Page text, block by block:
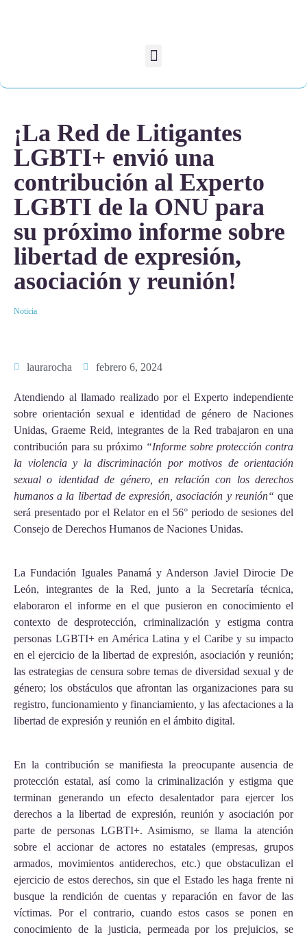
¡La Red de Litigantes
LGBTI+ envió una
contribución al Experto
LGBTI de la ONU para
su próximo informe sobre
libertad de expresión,
asociación y reunión!
Noticia
laurarocha febrero 6, 2024
Atendiendo al llamado realizado por el Experto independiente
sobre orientación sexual e identidad de género de Naciones
Unidas, Graeme Reid, integrantes de la Red trabajaron en una
contribución para su próximo “Informe sobre protección contra
la violencia y la discriminación por motivos de orientación
sexual o identidad de género, en relación con los derechos
humanos a la libertad de expresión, asociación y reunión“ que
será presentado por el Relator en el 56° periodo de sesiones del
Consejo de Derechos Humanos de Naciones Unidas.
La Fundación Iguales Panamá y Anderson Javiel Dirocie De
León, integrantes de la Red, junto a la Secretaría técnica,
elaboraron el informe en el que pusieron en conocimiento el
contexto de desprotección, criminalización y estigma contra
personas LGBTI+ en América Latina y el Caribe y su impacto
en el ejercicio de la libertad de expresión, asociación y reunión;
las estrategias de censura sobre temas de diversidad sexual y de
género; los obstáculos que afrontan las organizaciones para su
registro, funcionamiento y financiamiento, y las afectaciones a la
libertad de expresión y reunión en el ámbito digital.
En la contribución se manifiesta la preocupante ausencia de
protección estatal, así como la criminalización y estigma que
terminan generando un efecto desalentador para ejercer los
derechos a la libertad de expresión, reunión y asociación por
parte de personas LGBTI+. Asimismo, se llama la atención
sobre el accionar de actores no estatales (empresas, grupos
armados, movimientos antiderechos, etc.) que obstaculizan el
ejercicio de estos derechos, sin que el Estado les haga frente ni
busque la rendición de cuentas y reparación en favor de las
víctimas. Por el contrario, cuando estos casos se ponen en
conocimiento de la justicia, permeada por los prejuicios, se